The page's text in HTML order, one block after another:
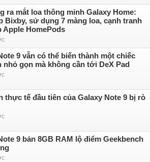
ra mắt loa thông minh Galaxy Home:
Bixby, sử dụng 7 màng loa, cạnh tranh
Apple HomePods
9 vẫn có thể biến thành một chiếc
nhỏ gọn mà không cần tới DeX Pad
thực tế đầu tiên của Galaxy Note 9 bị rò
9 bản 8GB RAM lộ điểm Geekbench